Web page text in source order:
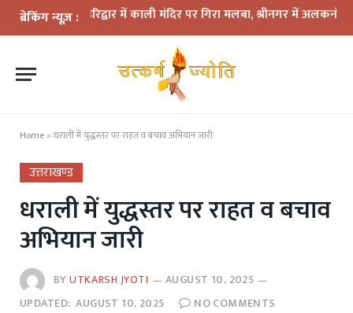
ब्रेकिंग न्यूज़ :
का कहर: हरिद्वार में काली मंदिर पर गिरा मलबा, श्रीनगर में अलकनंदा का
Home » धराली में युद्धस्तर पर राहत व बचाव अभियान जारी
उत्तराखण्ड
धराली में युद्धस्तर पर राहत व बचाव
अभियान जारी
BYUTKARSH JYOTI
AUGUST 10, 2025
UPDATED: AUGUST 10, 2025 NO COMMENTS